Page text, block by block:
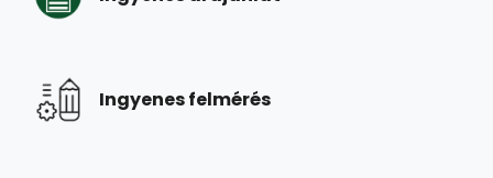
Ingyenes felmérés